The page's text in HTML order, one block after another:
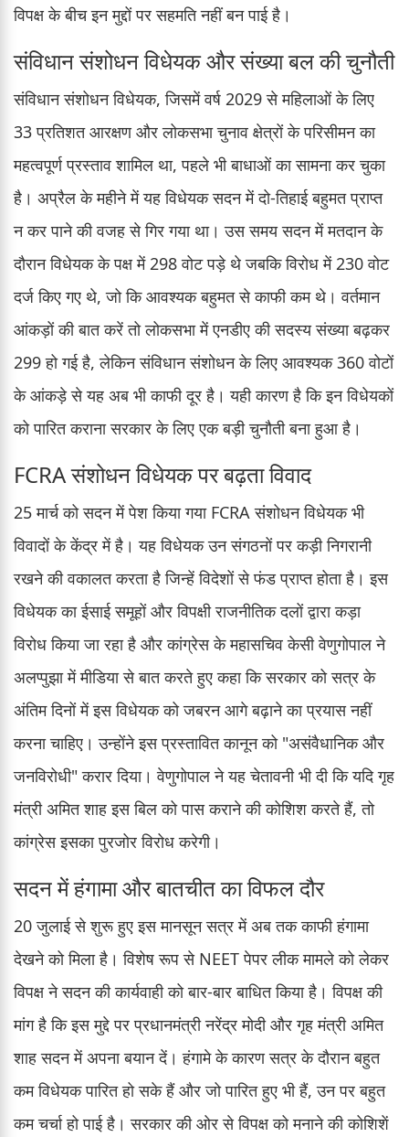
विपक्ष के बीच इन मुद्दों पर सहमति नहीं बन पाई है।
संविधान संशोधन विधेयक और संख्या बल की चुनौती
संविधान संशोधन विधेयक, जिसमें वर्ष 2029 से महिलाओं के लिए
33 प्रतिशत आरक्षण और लोकसभा चुनाव क्षेत्रों के परिसीमन का
महत्वपूर्ण प्रस्ताव शामिल था, पहले भी बाधाओं का सामना कर चुका
है। अप्रैल के महीने में यह विधेयक सदन में दो-तिहाई बहुमत प्राप्त
न कर पाने की वजह से गिर गया था। उस समय सदन में मतदान के
दौरान विधेयक के पक्ष में 298 वोट पड़े थे जबकि विरोध में 230 वोट
दर्ज किए गए थे, जो कि आवश्यक बहुमत से काफी कम थे। वर्तमान
आंकड़ों की बात करें तो लोकसभा में एनडीए की सदस्य संख्या बढ़कर
299 हो गई है, लेकिन संविधान संशोधन के लिए आवश्यक 360 वोटों
के आंकड़े से यह अब भी काफी दूर है। यही कारण है कि इन विधेयकों
को पारित कराना सरकार के लिए एक बड़ी चुनौती बना हुआ है।
FCRA संशोधन विधेयक पर बढ़ता विवाद
25 मार्च को सदन में पेश किया गया FCRA संशोधन विधेयक भी
विवादों के केंद्र में है। यह विधेयक उन संगठनों पर कड़ी निगरानी
रखने की वकालत करता है जिन्हें विदेशों से फंड प्राप्त होता है। इस
विधेयक का ईसाई समूहों और विपक्षी राजनीतिक दलों द्वारा कड़ा
विरोध किया जा रहा है और कांग्रेस के महासचिव केसी वेणुगोपाल ने
अलप्पुझा में मीडिया से बात करते हुए कहा कि सरकार को सत्र के
अंतिम दिनों में इस विधेयक को जबरन आगे बढ़ाने का प्रयास नहीं
करना चाहिए। उन्होंने इस प्रस्तावित कानून को "असंवैधानिक और
जनविरोधी" करार दिया। वेणुगोपाल ने यह चेतावनी भी दी कि यदि गृह
मंत्री अमित शाह इस बिल को पास कराने की कोशिश करते हैं, तो
कांग्रेस इसका पुरजोर विरोध करेगी।
सदन में हंगामा और बातचीत का विफल दौर
20 जुलाई से शुरू हुए इस मानसून सत्र में अब तक काफी हंगामा
देखने को मिला है। विशेष रूप से NEET पेपर लीक मामले को लेकर
विपक्ष ने सदन की कार्यवाही को बार-बार बाधित किया है। विपक्ष की
मांग है कि इस मुद्दे पर प्रधानमंत्री नरेंद्र मोदी और गृह मंत्री अमित
शाह सदन में अपना बयान दें। हंगामे के कारण सत्र के दौरान बहुत
कम विधेयक पारित हो सके हैं और जो पारित हुए भी हैं, उन पर बहुत
कम चर्चा हो पाई है। सरकार की ओर से विपक्ष को मनाने की कोशिशें